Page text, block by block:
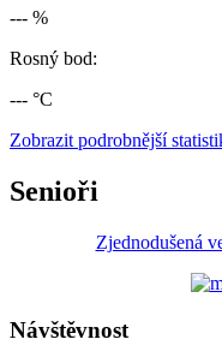
--- %
Rosný bod:
--- °C
Zobrazit podrobnější
Senioři
Zjednodušená
Návštěvnost